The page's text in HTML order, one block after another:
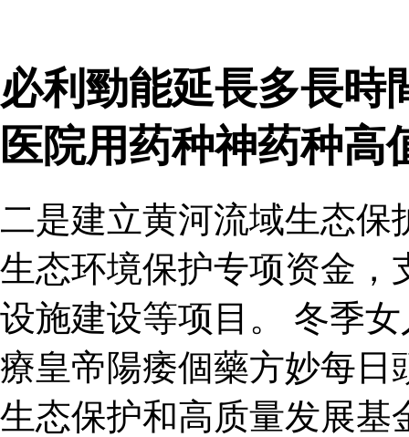
必利勁能延長多長時
医院用药种神药种高
二是建立黄河流域生态保
生态环境保护专项资金，
设施建设等项目。 冬季
療皇帝陽痿個藥方妙每日
生态保护和高质量发展基